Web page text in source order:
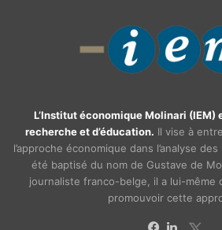
L’Institut économique Molinari (IEM)
recherche et d’éducation. Il vise à
l’approche économique dans l’analyse
été baptisé du nom de Gustave de
journaliste franco-belge, il a lui-même
promouvoir cette